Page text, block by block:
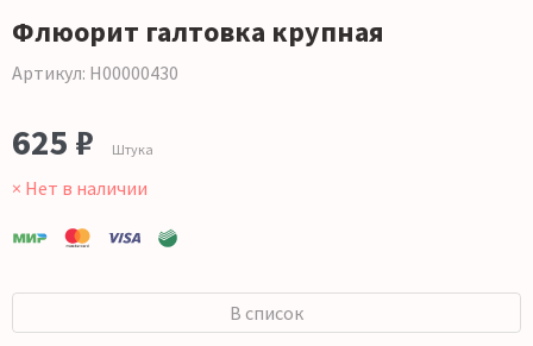
Флюорит галтовка крупная
Артикул: Н00000430
625 ₽ Штука
× Нет в наличии
В список